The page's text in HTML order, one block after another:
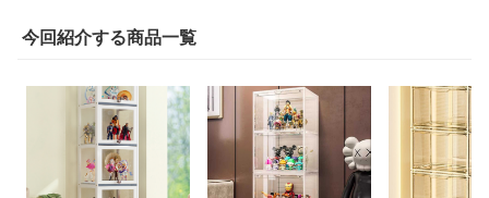
今回紹介する商品一覧